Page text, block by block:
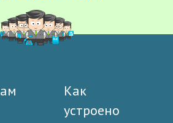
Как
устроено